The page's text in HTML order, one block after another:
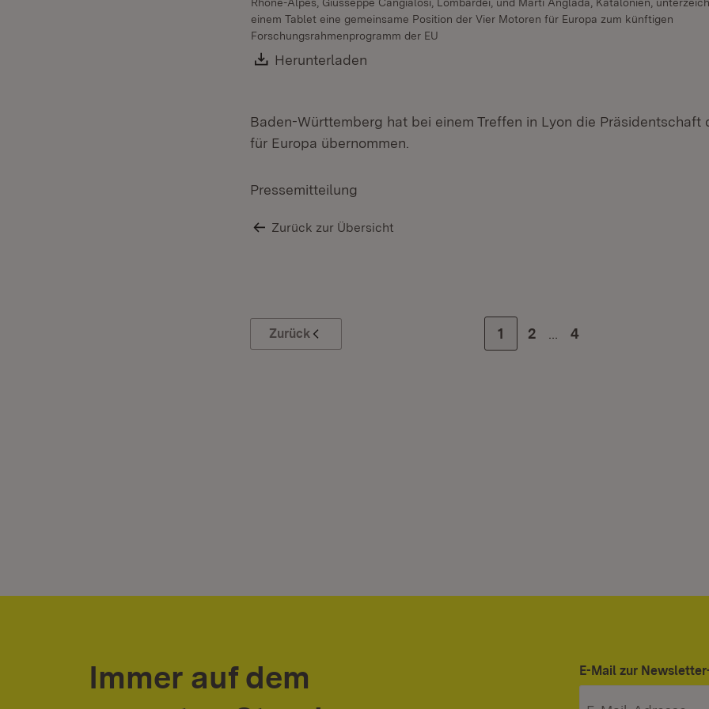
einem Tablet eine gemeinsame Position der Vier Motoren für Europa zum künftigen
Forschungsrahmenprogramm der EU
Download:
Herunterladen
Baden-Württemberg hat bei einem Treffen in Lyon die Präsidentschaft
für Europa übernommen.
Pressemitteilung
Zurück zur Übersicht
Zurück Zur Seite
1 Zur Seite
2 Zur letzten Seite
4
Immer auf dem
E-Mail zur